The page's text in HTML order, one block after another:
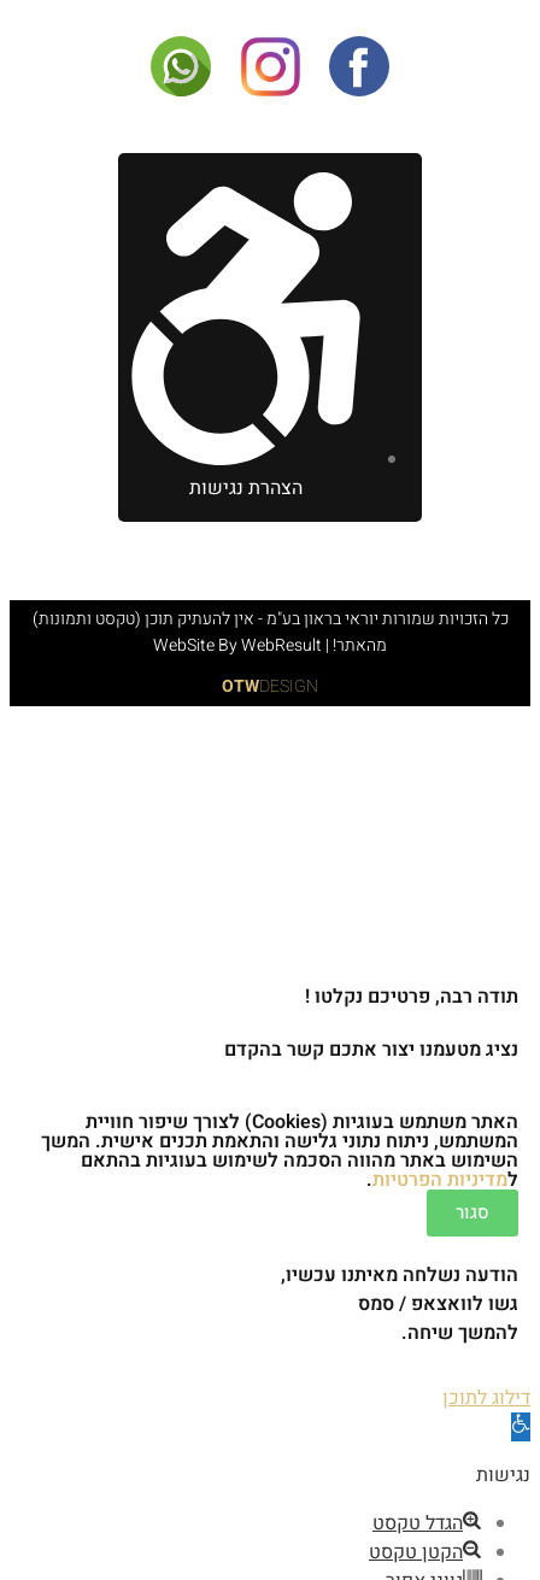
הצהרת נגישות
OTWDESIGN
כל הזכויות שמורות יוראי בראון בע"מ - אין להעתיק תוכן (טקסט ותמונות)
מהאתר! | WebSite By WebResult
תודה רבה, פרטיכם נקלטו !
נציג מטעמנו יצור אתכם קשר בהקדם
האתר משתמש בעוגיות (Cookies) לצורך שיפור חוויית
המשתמש, ניתוח נתוני גלישה והתאמת תכנים אישית. המשך
השימוש באתר מהווה הסכמה לשימוש בעוגיות בהתאם
למדיניות הפרטיות.
סגור
הודעה נשלחה מאיתנו עכשיו,
גשו לוואצאפ / סמס
להמשך שיחה.
דילוג לתוכן
פתח
נגישות
נגישות
הגדל טקסט
הקטן טקסט